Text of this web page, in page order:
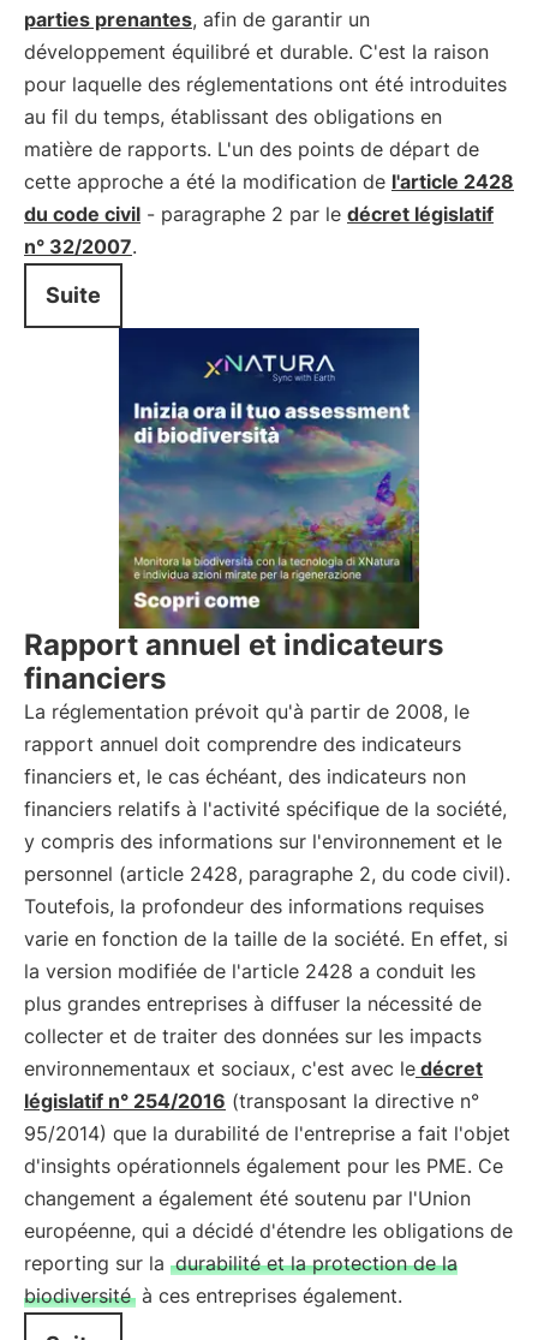
parties prenantes, afin de garantir un
développement équilibré et durable. C'est la raison
pour laquelle des réglementations ont été introduites
au fil du temps, établissant des obligations en
matière de rapports. L'un des points de départ de
cette approche a été la modification de l'article 2428
du code civil - paragraphe 2 par le décret législatif
n° 32/2007.
Suite
Rapport annuel et indicateurs
financiers
La réglementation prévoit qu'à partir de 2008, le
rapport annuel doit comprendre des indicateurs
financiers et, le cas échéant, des indicateurs non
financiers relatifs à l'activité spécifique de la société,
y compris des informations sur l'environnement et le
personnel (article 2428, paragraphe 2, du code civil).
Toutefois, la profondeur des informations requises
varie en fonction de la taille de la société. En effet, si
la version modifiée de l'article 2428 a conduit les
plus grandes entreprises à diffuser la nécessité de
collecter et de traiter des données sur les impacts
environnementaux et sociaux, c'est avec le décret
législatif n° 254/2016 (transposant la directive n°
95/2014) que la durabilité de l'entreprise a fait l'objet
d'insights opérationnels également pour les PME. Ce
changement a également été soutenu par l'Union
européenne, qui a décidé d'étendre les obligations de
reporting sur la durabilité et la protection de la
biodiversité à ces entreprises également.